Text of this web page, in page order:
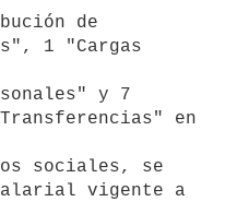
de
1 "Cargas
y 7
en
sociales, se
vigente a